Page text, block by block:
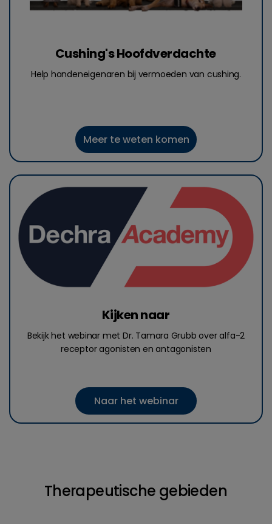
Cushing's Hoofdverdachte
Help hondeneigenaren bij vermoeden van cushing.
Meer te weten komen
Kijken naar
Bekijk het webinar met Dr. Tamara Grubb over alfa-2
receptor agonisten en antagonisten
Naar het webinar
Therapeutische gebieden